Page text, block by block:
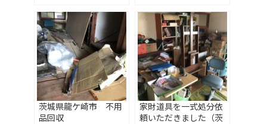
茨城県龍ケ崎市 不用
品回収
家財道具を一式処分依
頼いただきました（茨